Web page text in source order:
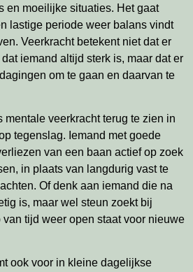
en moeilijke situaties. Het gaat
lastige periode weer balans vindt
Veerkracht betekent niet dat er
iemand altijd sterk is, maar dat er
om te gaan en daarvan te
mentale veerkracht terug te zien in
tegenslag. Iemand met goede
van een baan actief op zoek
in plaats van langdurig vast te
Of denk aan iemand die na
is, maar wel steun zoekt bij
tijd weer open staat voor nieuwe
ook voor in kleine dagelijkse